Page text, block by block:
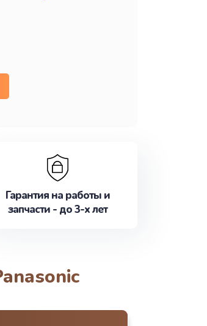
Гарантия на работы и
запчасти - до 3-х лет